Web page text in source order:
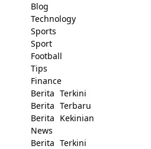
Blog
Technology
Sports
Sport
Football
Tips
Finance
Berita Terkini
Berita Terbaru
Berita Kekinian
News
Berita Terkini